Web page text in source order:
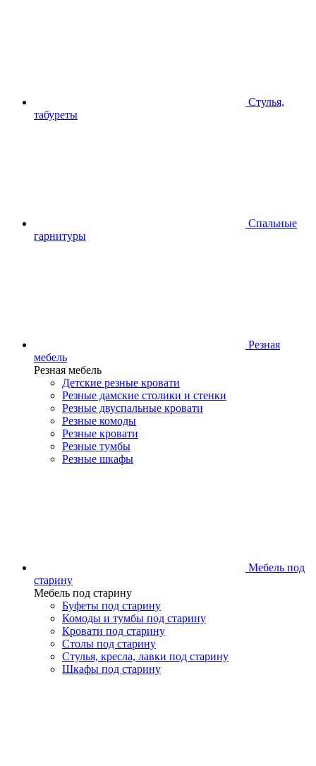
Стулья,
табуреты
Спальные
гарнитуры
Резная
мебель
Резная мебель
Детские резные кровати
Резные дамские столики и стенки
Резные двуспальные кровати
Резные комоды
Резные кровати
Резные тумбы
Резные шкафы
Мебель под
старину
Мебель под старину
Буфеты под старину
Комоды и тумбы под старину
Кровати под старину
Столы под старину
Стулья, кресла, лавки под старину
Шкафы под старину